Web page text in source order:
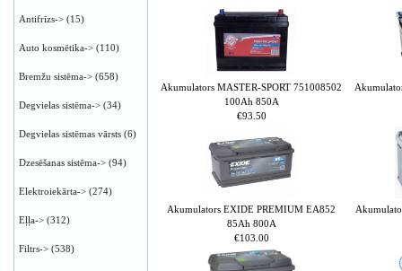
Akumulators MASTER-SPORT 751008502
100Ah 850A
€93.50
Akumulators EXIDE PREMIUM EA852
85Ah 800A
€103.00
Antifrīzs-> (15)
Auto kosmētika-> (110)
Bremžu sistēma-> (658)
Degvielas sistēma-> (34)
Degvielas sistēmas vārsts (6)
Dzesēšanas sistēma-> (94)
Elektroiekārta-> (274)
Eļļa-> (312)
Filtrs-> (538)